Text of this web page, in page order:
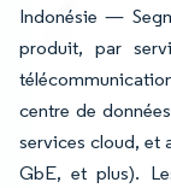
Indonésie —
produit, par
centre de
services cloud, et
GbE, et plus).